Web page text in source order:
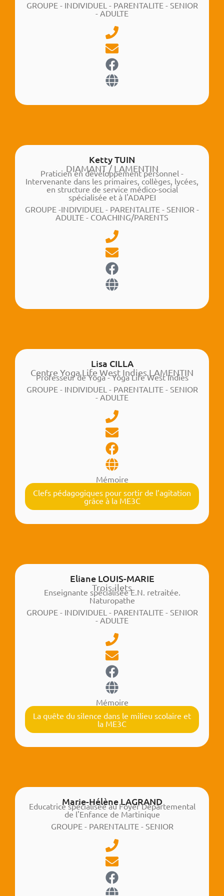
GROUPE - INDIVIDUEL - PARENTALITE - SENIOR
- ADULTE
Ketty TUIN
DIAMANT / LAMENTIN
Praticien en développement personnel -
Intervenante dans les primaires, collèges, lycées,
en structure de service médico-social
spécialisée et à l'ADAPEI
GROUPE -INDIVIDUEL - PARENTALITE - SENIOR -
ADULTE - COACHING/PARENTS
Lisa CILLA
Centre Yoga Life West Indies LAMENTIN
Professeur de Yoga - Yoga Life West Indies
GROUPE - INDIVIDUEL - PARENTALITE - SENIOR
- ADULTE
Mémoire
Clefs pédagogiques pour sortir de l’agitation
grâce à la ME3C
Eliane LOUIS-MARIE
Trois-ilets
Enseignante spécialisée E.N. retraitée.
Naturopathe
GROUPE - INDIVIDUEL - PARENTALITE - SENIOR
- ADULTE
Mémoire
La quête du silence dans le milieu scolaire et
la ME3C
Marie-Hélène LAGRAND
Educatrice spécialisée au Foyer Départemental
de l'Enfance de Martinique
GROUPE - PARENTALITE - SENIOR